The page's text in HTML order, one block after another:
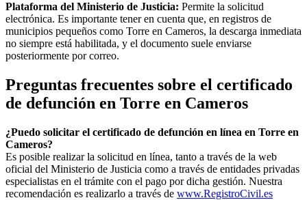
Plataforma del Ministerio de Justicia: Permite la solicitud
electrónica. Es importante tener en cuenta que, en registros de
municipios pequeños como Torre en Cameros, la descarga inmediata
no siempre está habilitada, y el documento suele enviarse
posteriormente por correo.
Preguntas frecuentes sobre el certificado
de defunción en Torre en Cameros
¿Puedo solicitar el certificado de defunción en línea en Torre en
Cameros?
Es posible realizar la solicitud en línea, tanto a través de la web
oficial del Ministerio de Justicia como a través de entidades privadas
especialistas en el trámite con el pago por dicha gestión. Nuestra
recomendación es realizarlo a través de www.RegistroCivil.es